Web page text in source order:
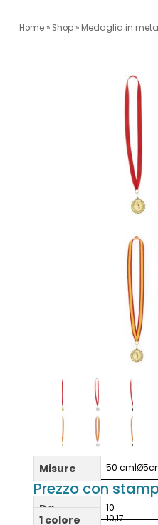
Home » Shop » Medaglia in
Misure 50
Prezzo con
Da 10
1 colore 10,17